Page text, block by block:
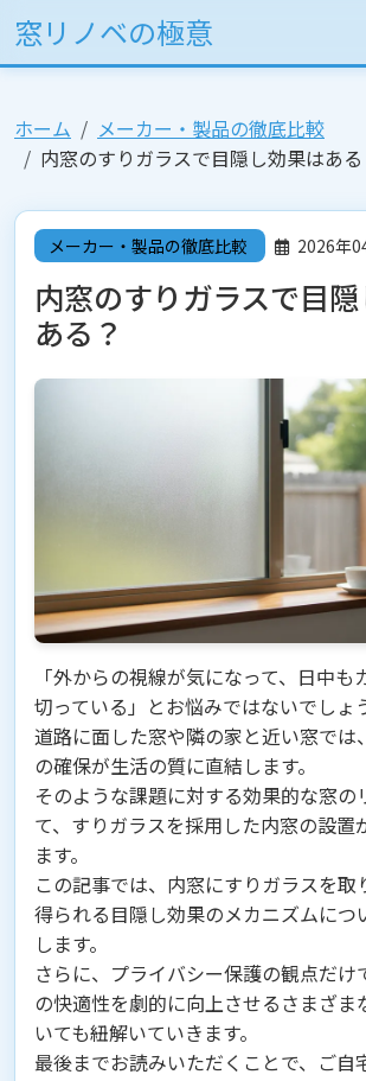
窓リノベの極意
ホーム
メーカー・製品の徹底比較
内窓のすりガラスで目隠し効果はある
メーカー・製品の徹底比較 2026年
内窓のすりガラスで目
ある？
「外からの視線が気になって、日中も
切っている」とお悩みではないでしょ
道路に面した窓や隣の家と近い窓では
の確保が生活の質に直結します。
そのような課題に対する効果的な窓の
て、すりガラスを採用した内窓の設置
ます。
この記事では、内窓にすりガラスを取
得られる目隠し効果のメカニズムにつ
します。
さらに、プライバシー保護の観点だけ
の快適性を劇的に向上させるさまざま
いても紐解いていきます。
最後までお読みいただくことで、ご自